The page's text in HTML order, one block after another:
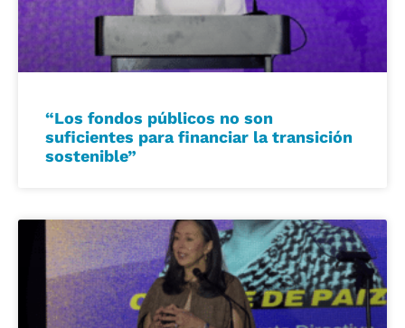
“Los fondos públicos no son
suficientes para financiar la transición
sostenible”